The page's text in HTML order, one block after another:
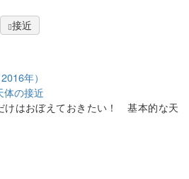
接近
年）
体の接近
けはおぼえておきたい！ 基本的な天